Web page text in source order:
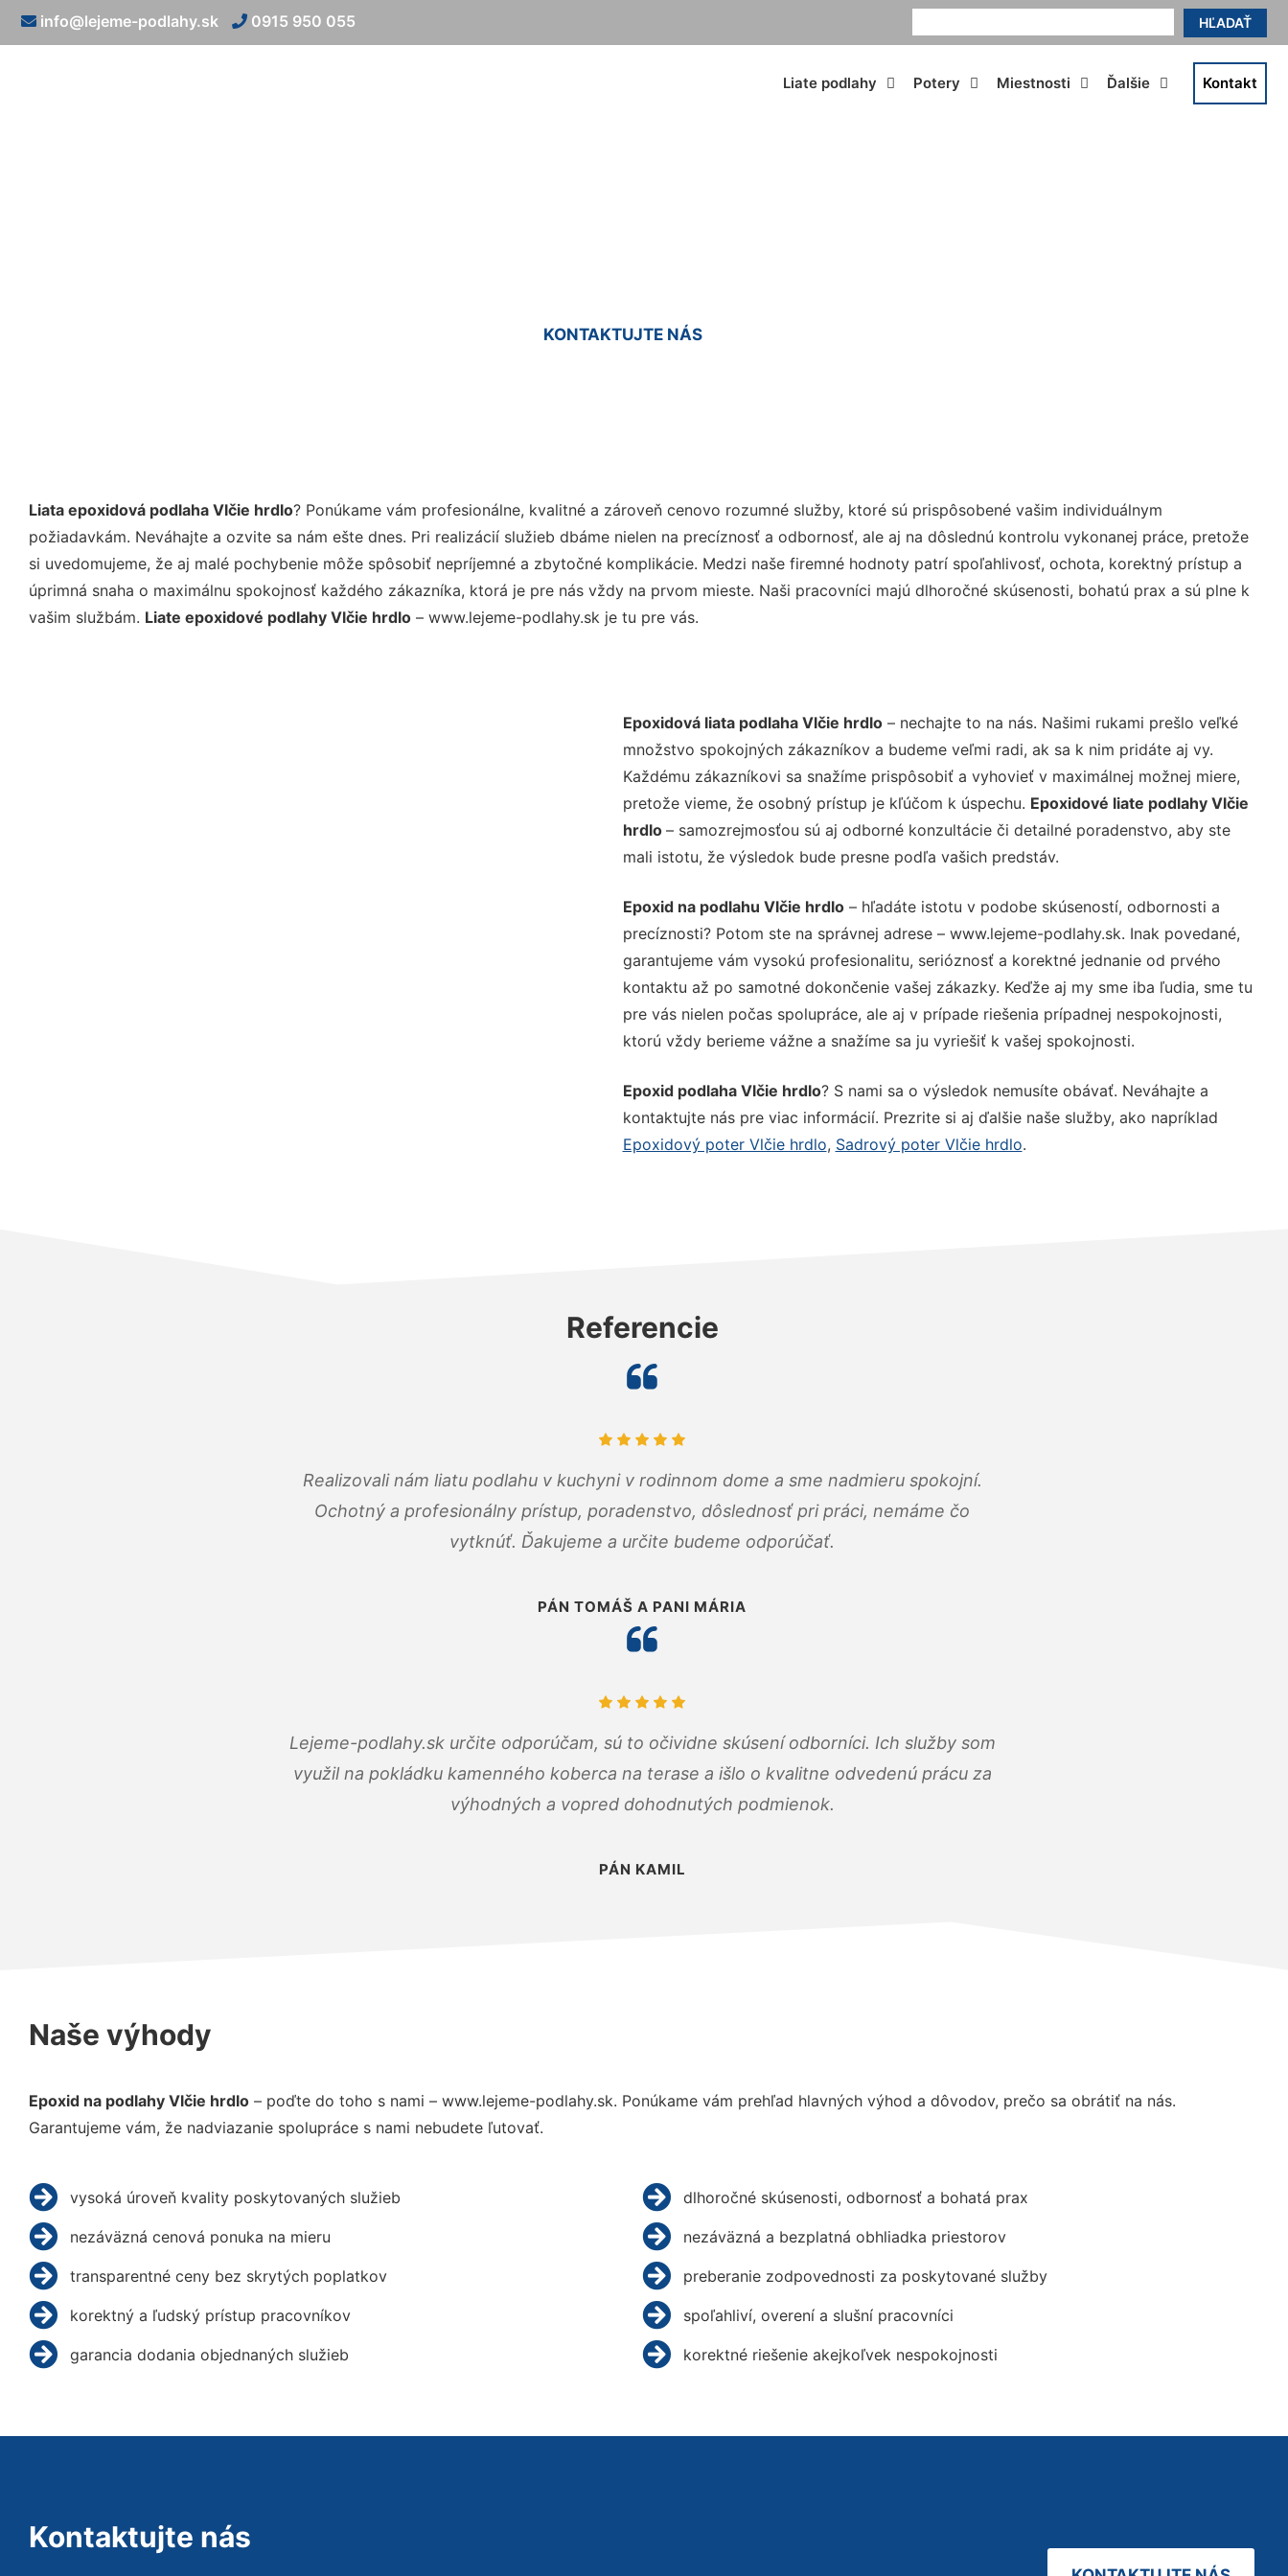
HĽADAŤ
info@lejeme-podlahy.sk 0915 950 055
Liate podlahy Potery Miestnosti Ďalšie Kontakt
KONTAKTUJTE NÁS
Liata epoxidová podlaha Vlčie hrdlo? Ponúkame vám profesionálne, kvalitné a zároveň cenovo rozumné služby, ktoré sú prispôsobené vašim individuálnym
požiadavkám. Neváhajte a ozvite sa nám ešte dnes. Pri realizácií služieb dbáme nielen na precíznosť a odbornosť, ale aj na dôslednú kontrolu vykonanej práce, pretože
si uvedomujeme, že aj malé pochybenie môže spôsobiť nepríjemné a zbytočné komplikácie. Medzi naše firemné hodnoty patrí spoľahlivosť, ochota, korektný prístup a
úprimná snaha o maximálnu spokojnosť každého zákazníka, ktorá je pre nás vždy na prvom mieste. Naši pracovníci majú dlhoročné skúsenosti, bohatú prax a sú plne k
vašim službám. Liate epoxidové podlahy Vlčie hrdlo – www.lejeme-podlahy.sk je tu pre vás.
Epoxidová liata podlaha Vlčie hrdlo– nechajte to na nás. Našimi rukami prešlo veľké
množstvo spokojných zákazníkov a budeme veľmi radi, ak sa k nim pridáte aj vy.
Každému zákazníkovi sa snažíme prispôsobiť a vyhovieť v maximálnej možnej miere,
pretože vieme, že osobný prístup je kľúčom k úspechu. Epoxidové liate podlahy Vlčie
hrdlo – samozrejmosťou sú aj odborné konzultácie či detailné poradenstvo, aby ste
mali istotu, že výsledok bude presne podľa vašich predstáv.
Epoxid na podlahu Vlčie hrdlo– hľadáte istotu v podobe skúseností, odbornosti a
precíznosti? Potom ste na správnej adrese – www.lejeme-podlahy.sk. Inak povedané,
garantujeme vám vysokú profesionalitu, serióznosť a korektné jednanie od prvého
kontaktu až po samotné dokončenie vašej zákazky. Keďže aj my sme iba ľudia, sme tu
pre vás nielen počas spolupráce, ale aj v prípade riešenia prípadnej nespokojnosti,
ktorú vždy berieme vážne a snažíme sa ju vyriešiť k vašej spokojnosti.
Epoxid podlaha Vlčie hrdlo? S nami sa o výsledok nemusíte obávať. Neváhajte a
kontaktujte nás pre viac informácií. Prezrite si aj ďalšie naše služby, ako napríklad
Epoxidový poter Vlčie hrdlo, Sadrový poter Vlčie hrdlo.
Referencie
Realizovali nám liatu podlahu v kuchyni v rodinnom dome a sme nadmieru spokojní.
Ochotný a profesionálny prístup, poradenstvo, dôslednosť pri práci, nemáme čo
vytknúť. Ďakujeme a určite budeme odporúčať.
PÁN TOMÁŠ A PANI MÁRIA
Lejeme-podlahy.sk určite odporúčam, sú to očividne skúsení odborníci. Ich služby som
využil na pokládku kamenného koberca na terase a išlo o kvalitne odvedenú prácu za
výhodných a vopred dohodnutých podmienok.
PÁN KAMIL
Naše výhody
Epoxid na podlahy Vlčie hrdlo – poďte do toho s nami – www.lejeme-podlahy.sk. Ponúkame vám prehľad hlavných výhod a dôvodov, prečo sa obrátiť na nás.
Garantujeme vám, že nadviazanie spolupráce s nami nebudete ľutovať.
vysoká úroveň kvality poskytovaných služieb
nezáväzná cenová ponuka na mieru
transparentné ceny bez skrytých poplatkov
korektný a ľudský prístup pracovníkov
garancia dodania objednaných služieb
dlhoročné skúsenosti, odbornosť a bohatá prax
nezáväzná a bezplatná obhliadka priestorov
preberanie zodpovednosti za poskytované služby
spoľahliví, overení a slušní pracovníci
korektné riešenie akejkoľvek nespokojnosti
Kontaktujte nás